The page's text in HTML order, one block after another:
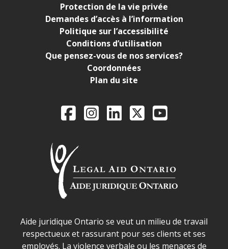
Protection de la vie privée
Demandes d’accès à l’information
Politique sur l’accessibilité
Conditions d’utilisation
Que pensez-vous de nos services?
Coordonnées
Plan du site
Legal Aid Ontario
FacebookInstagram
LinkedIn
X YouTube
Déclaration sur la sécurité dans les locaux d'AJO.
Aide juridique Ontario se veut un milieu de travail
respectueux et rassurant pour ses clients et ses
employés. La violence verbale ou les menaces de